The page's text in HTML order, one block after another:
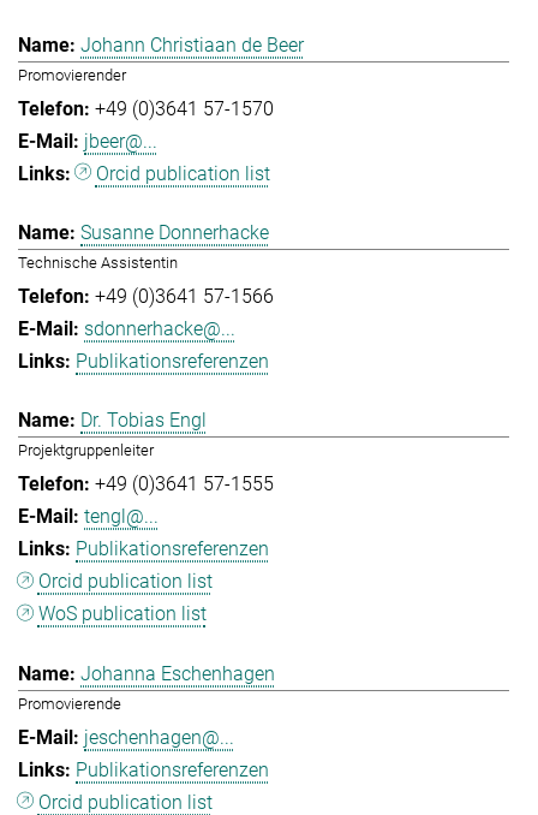
Johann Christiaan de Beer
Promovierender
+49 (0)3641 57-1570
jbeer@...
Orcid publication list
Susanne Donnerhacke
Technische Assistentin
+49 (0)3641 57-1566
sdonnerhacke@...
Publikationsreferenzen
Dr. Tobias Engl
Projektgruppenleiter
+49 (0)3641 57-1555
tengl@...
Publikationsreferenzen
Orcid publication list
WoS publication list
Johanna Eschenhagen
Promovierende
jeschenhagen@...
Publikationsreferenzen
Orcid publication list